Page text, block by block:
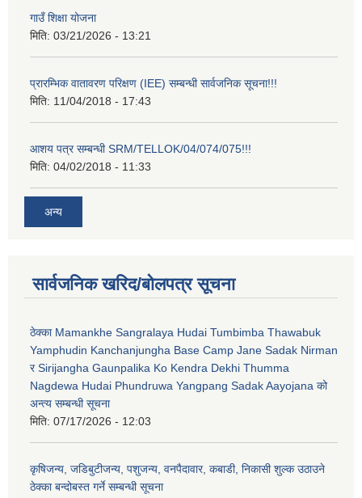
गाउँ शिक्षा योजना
मिति: 03/21/2026 - 13:21
प्रारम्भिक वातावरण परिक्षण (IEE) सम्बन्धी सार्वजनिक सूचना!!!
मिति: 11/04/2018 - 17:43
आशय पत्र सम्बन्धी SRM/TELLOK/04/074/075!!!
मिति: 04/02/2018 - 11:33
अन्य
सार्वजनिक खरिद/बोलपत्र सूचना
ठेक्का Mamankhe Sangralaya Hudai Tumbimba Thawabuk
Yamphudin Kanchanjungha Base Camp Jane Sadak Nirman
र Sirijangha Gaunpalika Ko Kendra Dekhi Thumma
Nagdewa Hudai Phundruwa Yangpang Sadak Aayojana को
अन्त्य सम्बन्धी सूचना
मिति: 07/17/2026 - 12:03
कृषिजन्य, जडिबुटीजन्य, पशुजन्य, वनपैदावार, कबाडी, निकासी शुल्क उठाउने
ठेक्का बन्दोबस्त गर्ने सम्बन्धी सूचना